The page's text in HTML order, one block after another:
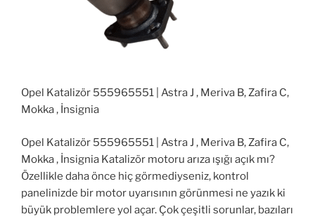
Opel Katalizör 555965551 | Astra J , Meriva B, Zafira C,
Mokka , İnsignia
Opel Katalizör 555965551 | Astra J , Meriva B, Zafira C,
Mokka , İnsignia Katalizör motoru arıza ışığı açık mı?
Özellikle daha önce hiç görmediyseniz, kontrol
panelinizde bir motor uyarısının görünmesi ne yazık ki
büyük problemlere yol açar. Çok çeşitli sorunlar, bazıları